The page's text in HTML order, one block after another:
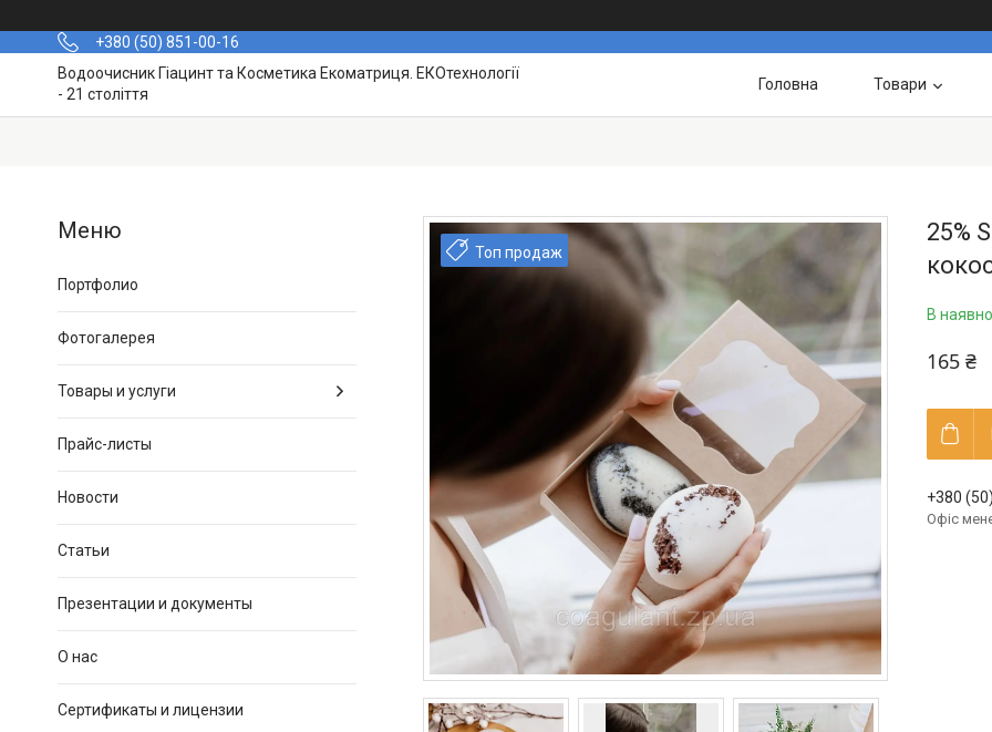
+380 (50) 851-00-16
Водоочисник Гіацинт та Косметика Екоматриця. ЕКОтехнології
- 21 століття
Головна Товари
Топ продаж
25%
В
165 ₴
+380
Офіс
Портфолио
Фотогалерея
Товары и услуги
Прайс-листы
Новости
Статьи
Презентации и документы
О нас
Сертификаты и лицензии